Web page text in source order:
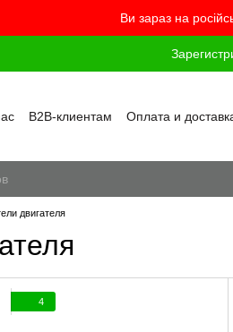
Ви зараз на
B2B-клиентам Оплата и
двигателя
4